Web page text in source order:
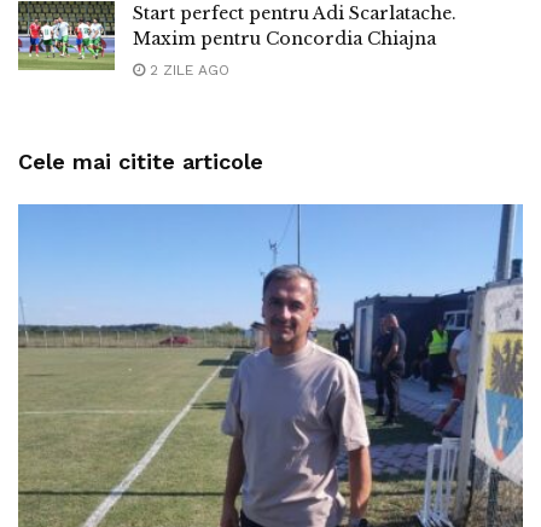
Start perfect pentru Adi Scarlatache.
Maxim pentru Concordia Chiajna
2 ZILE AGO
Cele mai citite articole